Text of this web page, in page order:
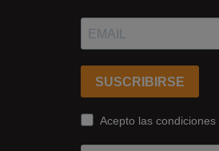
SUSCRIBIRSE
Acepto las